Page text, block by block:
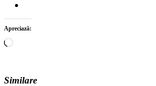
Apreciază:
Încarc...
Similare